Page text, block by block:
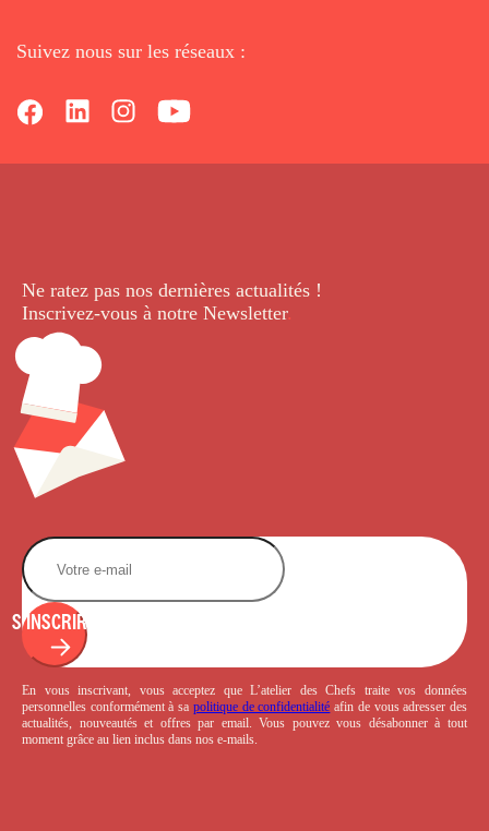
Suivez nous sur les réseaux :
Ne ratez pas nos dernières actualités !
Inscrivez-vous à notre Newsletter.
S'INSCRIRE
En vous inscrivant, vous acceptez que L’atelier des Chefs traite vos données
personnelles conformément à sa politique de confidentialité afin de vous adresser des
actualités, nouveautés et offres par email. Vous pouvez vous désabonner à tout
moment grâce au lien inclus dans nos e-mails.